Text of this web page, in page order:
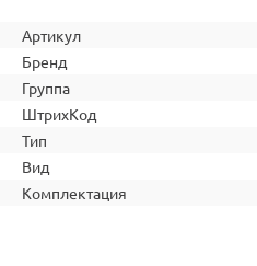
Артикул
Бренд
Группа
ШтрихКод
Тип
Вид
Комплектация